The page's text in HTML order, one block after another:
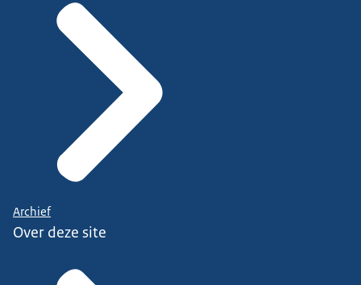
Archief
Over deze site